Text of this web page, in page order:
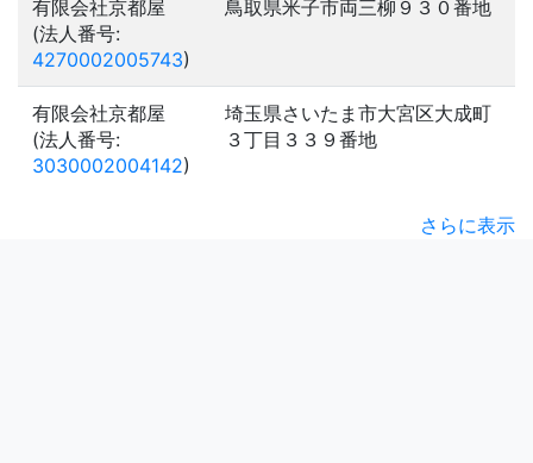
有限会社京都屋
(法人番号:
4270002005743)
鳥取県米子市両三柳９３０番地
有限会社京都屋
(法人番号:
3030002004142)
埼玉県さいたま市大宮区大成町
３丁目３３９番地
さらに表示